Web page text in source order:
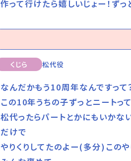
作って行けたら嬉しいじょー！ずっ
くじら 松代役
なんだかもう10周年なんですって
この10年うちの子ずっとニートっ
松代ったらパートとかにもいかな
だけで
やりくりしてたのよー(多分)このや